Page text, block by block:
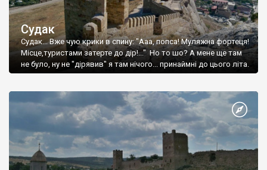
Судак
Судак... Вже чую крики в спину: "Ааа, попса! Муляжна фортеця!
Місце,туристами затерте до дір!..." Но то шо? А мене ще там
не було, ну не "дірявив" я там нічого... принаймні до цього літа.